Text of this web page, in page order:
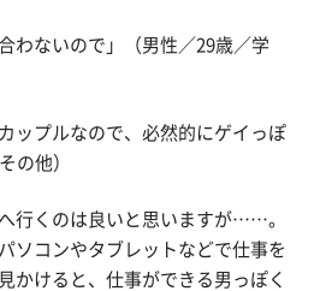
わないので」（男性／29歳／学
ップルなので、必然的にゲイっぽ
の他）
行くのは良いと思いますが……。
ソコンやタブレットなどで仕事を
かけると、仕事ができる男っぽく